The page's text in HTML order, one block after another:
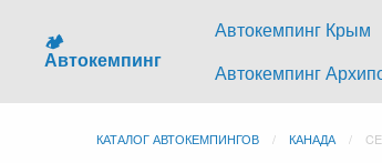
🏕️
Автокемпинг
Автокемпинг Крым
Автокемпинг
КАТАЛОГ АВТОКЕМПИНГОВ КАНАДА